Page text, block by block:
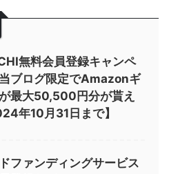
無料会員登録キャンペ
ブログ限定でAmazonギ
最大50,500円分が貰え
年10月31日まで】
ファンディングサービス